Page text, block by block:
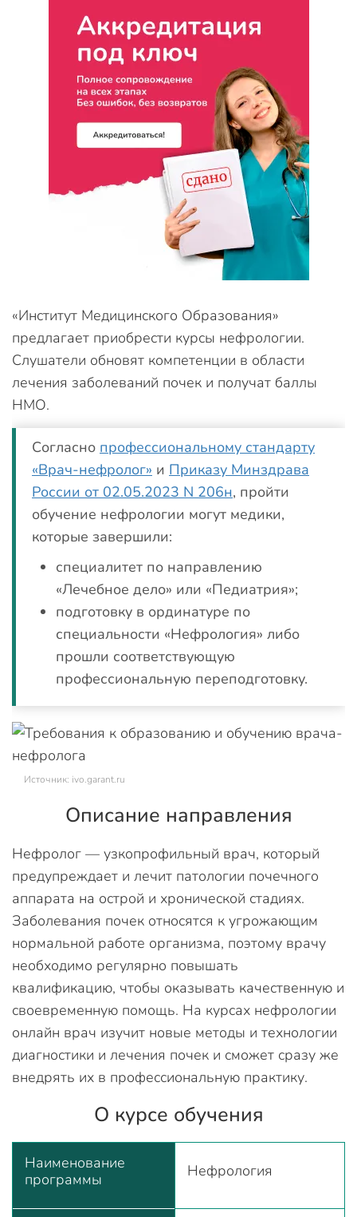
«Институт Медицинского Образования»
предлагает приобрести курсы нефрологии.
Слушатели обновят компетенции в области
лечения заболеваний почек и получат баллы
НМО.
Согласно профессиональному стандарту
«Врач-нефролог» и Приказу Минздрава
России от 02.05.2023 N 206н, пройти
обучение нефрологии могут медики,
которые завершили:
специалитет по направлению
«Лечебное дело» или «Педиатрия»;
подготовку в ординатуре по
специальности «Нефрология» либо
прошли соответствующую
профессиональную переподготовку.
Источник: ivo.garant.ru
Описание направления
Нефролог — узкопрофильный врач, который
предупреждает и лечит патологии почечного
аппарата на острой и хронической стадиях.
Заболевания почек относятся к угрожающим
нормальной работе организма, поэтому врачу
необходимо регулярно повышать
квалификацию, чтобы оказывать качественную и
своевременную помощь. На курсах нефрологии
онлайн врач изучит новые методы и технологии
диагностики и лечения почек и сможет сразу же
внедрять их в профессиональную практику.
О курсе обучения
Наименование
программы
Нефрология